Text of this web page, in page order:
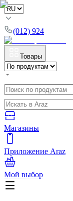
(012) 924
Товары
Магазины
Приложение Araz
Мой выбор